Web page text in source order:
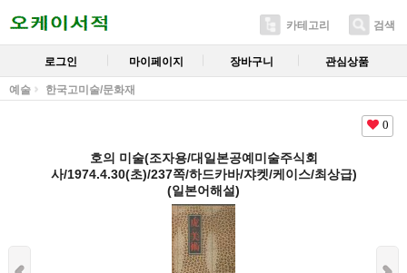
카테고리 검색
로그인 마이페이지 장바구니 관심상품
예술 한국고미술/문화재
0
호의 미술(조자용/대일본공예미술주식회
사/1974.4.30(초)/237쪽/하드카바/쟈켓/케이스/최상급)
(일본어해설)